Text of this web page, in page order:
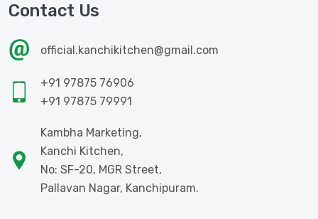
Contact Us
official.kanchikitchen@gmail.com
+91 97875 76906
+91 97875 79991
Kambha Marketing,
Kanchi Kitchen,
No: SF-20, MGR Street,
Pallavan Nagar, Kanchipuram.